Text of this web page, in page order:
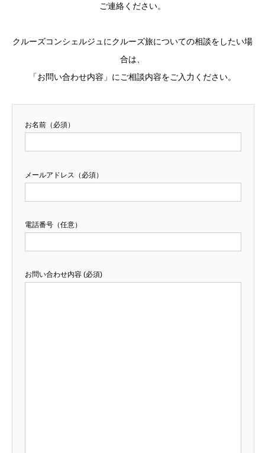
ご連絡ください。
クルーズコンシェルジュにクルーズ旅についての相談をしたい場
合は、
「お問い合わせ内容」にご相談内容をご入力ください。
お名前（必須）
メールアドレス（必須）
電話番号（任意）
お問い合わせ内容 (必須)